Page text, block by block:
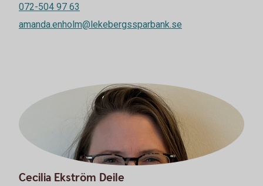
072-504 97 63
amanda.enholm@lekebergssparbank.se
Cecilia Ekström Deile